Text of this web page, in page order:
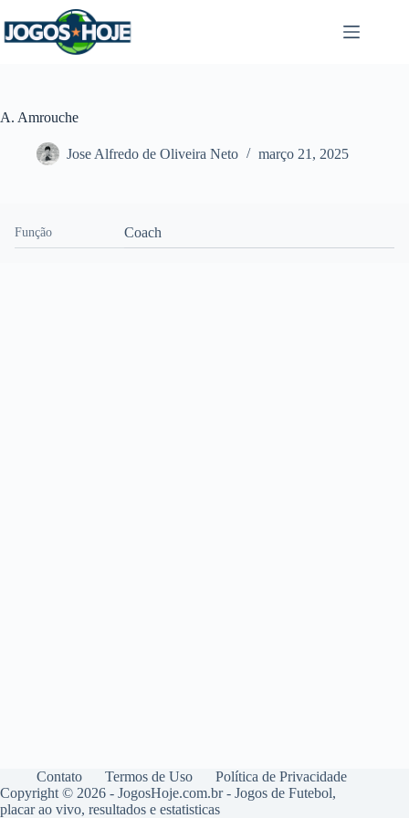
para
o
A. Amrouche
Jose Alfredo de Oliveira Neto março 21, 2025
Função Coach
Contato Termos de Uso
Política de Privacidade
Copyright © 2026 - JogosHoje.com.br - Jogos de Futebol,
placar ao vivo, resultados e estatisticas